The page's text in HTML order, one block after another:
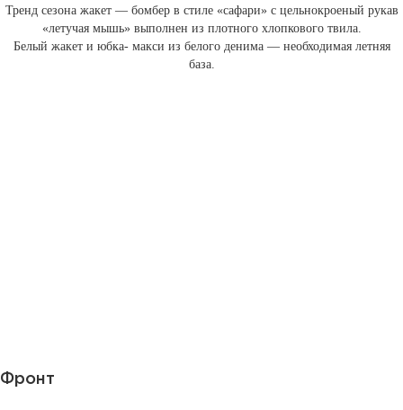
Тренд сезона жакет — бомбер в стиле «сафари» с цельнокроеный рукав
«летучая мышь» выполнен из плотного хлопкового твила.
Белый жакет и юбка- макси из белого денима — необходимая летняя
база.
Фронт